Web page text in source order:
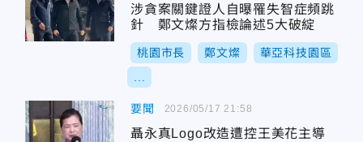
涉貪案關鍵證人自曝罹失智症頻跳
針 鄭文燦方指檢論述5大破綻
桃園市長 鄭文燦 華亞科技園區
要聞
聶永真Logo改造遭控王美花主導
2026/05/17 21:58